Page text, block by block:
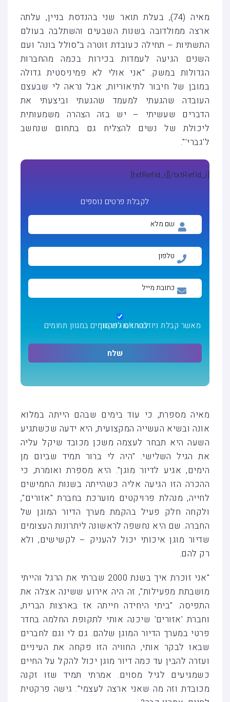
מאיה (74), בעלת תואר שני בהנדסת בניין, עלתה
ארצה ממולדובה בשנות השבעים והשתלבה בעולם
התשתיות – תחילה כעובדת זוטרה ב"סולל בונה" ועם
השנים הגיעה לעמדות בכירות בכמה מהחברות
הגדולות במשק. "אני אולי לא פמיניסטית גדולה
במובן של חיבור לתיאוריות, אבל נראה לי שבעצם
העובדה שהגעתי למעמד שהגעתי וביצעתי את
הדברים שעשיתי – יש בזה הצהרה משמעותית
ליכולת של נשים להצליח גם בתחום שנחשב
ל'גברי'".
[txtRefId_i][/txtRefId_i]
לקבלת פרטים נוספים
מאשר קבלת ניוזלטר ו/או פרסומים במגוון תחומים בהתאםלתקנון
מאיה מספרת, כי עוד בימים שבהם הייתה במלוא
אונה ובשיא העשייה המקצועית, היא ידעה שכשתגיע
השעה היא תבחר לעצמה משכן מכובד שיקל עליה
את הגיל השלישי. "היה לי ברור תמיד שביום מן
הימים, אגיע לדיור מוגן". היא מספרת ואומרת, כי
ההכרה הזו הגיעה אליה כשהייתה בשנות החמישים
לחייה, מנהלת פרויקטים מוערכת בחברת "אזורים",
ולקחה חלק פעיל בהקמת מערך הדיור המוגן של
החברה. שם היא נחשפה לראשונה ליתרונות העצומים
שדיור מוגן איכותי יכול להעניק – לקשישים, ולא
רק להם.
"אני זוכרת איך בשנת 2000 שברתי את הרגל והייתי
מושבתת מפעילות", זה היה אירוע ששינה אצלה את
התפיסה. "ביתי היחידה חייתה אז בארצות הברית,
וחברת 'אזורים' שיכנה אותי לתקופת החלמה בחדר
פרטי במערך הדיור המוגן שלהם. גם לי וגם לחברים
שבאו לבקר אותי, החוויה הזו פקחה את העיניים
ועזרה להבין עד כמה דיור מוגן יכול להקל על החיים
כשמגיעים לגיל מסוים. אמרתי תמיד שזו זקנה
מכובדת וזה מה שאני ארצה לעצמי". גישה פרקטית